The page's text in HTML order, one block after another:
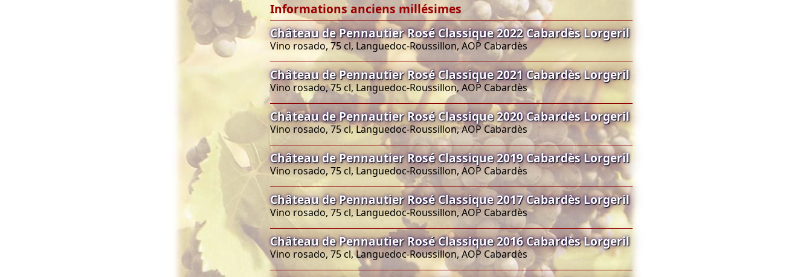
Informations anciens millésimes
Château de Pennautier Rosé Classique 2022 Cabardès Lorgeril
Vino rosado, 75 cl, Languedoc-Roussillon, AOP Cabardès
Château de Pennautier Rosé Classique 2021 Cabardès Lorgeril
Vino rosado, 75 cl, Languedoc-Roussillon, AOP Cabardès
Château de Pennautier Rosé Classique 2020 Cabardès Lorgeril
Vino rosado, 75 cl, Languedoc-Roussillon, AOP Cabardès
Château de Pennautier Rosé Classique 2019 Cabardès Lorgeril
Vino rosado, 75 cl, Languedoc-Roussillon, AOP Cabardès
Château de Pennautier Rosé Classique 2017 Cabardès Lorgeril
Vino rosado, 75 cl, Languedoc-Roussillon, AOP Cabardès
Château de Pennautier Rosé Classique 2016 Cabardès Lorgeril
Vino rosado, 75 cl, Languedoc-Roussillon, AOP Cabardès